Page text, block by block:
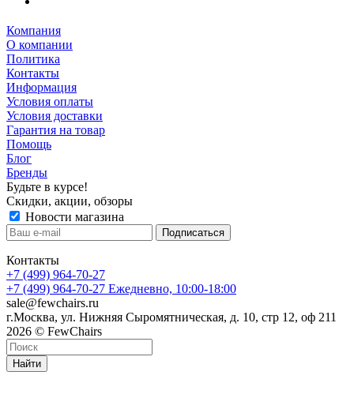
Компания
О компании
Политика
Контакты
Информация
Условия оплаты
Условия доставки
Гарантия на товар
Помощь
Блог
Бренды
Будьте в курсе!
Скидки, акции, обзоры
Новости магазина
Контакты
+7 (499) 964-70-27
+7 (499) 964-70-27 Ежедневно, 10:00-18:00
sale@fewchairs.ru
г.Москва, ул. Нижняя Сыромятническая, д. 10, стр 12, оф 211
2026 © FewChairs
Найти